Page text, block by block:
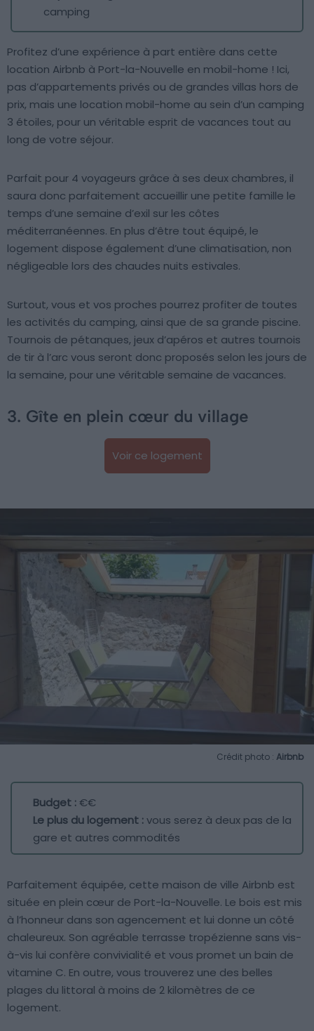
camping
Profitez d’une expérience à part entière dans cette
location Airbnb à Port-la-Nouvelle en mobil-home ! Ici,
pas d’appartements privés ou de grandes villas hors de
prix, mais une location mobil-home au sein d’un camping
3 étoiles, pour un véritable esprit de vacances tout au
long de votre séjour.
Parfait pour 4 voyageurs grâce à ses deux chambres, il
saura donc parfaitement accueillir une petite famille le
temps d’une semaine d’exil sur les côtes
méditerranéennes. En plus d’être tout équipé, le
logement dispose également d’une climatisation, non
négligeable lors des chaudes nuits estivales.
Surtout, vous et vos proches pourrez profiter de toutes
les activités du camping, ainsi que de sa grande piscine.
Tournois de pétanques, jeux d’apéros et autres tournois
de tir à l’arc vous seront donc proposés selon les jours de
la semaine, pour une véritable semaine de vacances.
3. Gîte en plein cœur du village
Voir ce logement
Crédit photo : Airbnb
Budget :€€
Le plus du logement :vous serez à deux pas de la
gare et autres commodités
Parfaitement équipée, cette maison de ville Airbnb est
située en plein cœur de Port-la-Nouvelle. Le bois est mis
à l’honneur dans son agencement et lui donne un côté
chaleureux. Son agréable terrasse tropézienne sans vis-
à-vis lui confère convivialité et vous promet un bain de
vitamine C. En outre, vous trouverez une des belles
plages du littoral à moins de 2 kilomètres de ce
logement.